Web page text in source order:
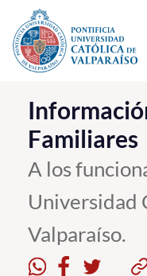
Click acá para ir
La Universidad
Investigación,
PUCV Internacional
Vinculación con el
Admisión
Familiares
A los
Universidad
Valparaíso.